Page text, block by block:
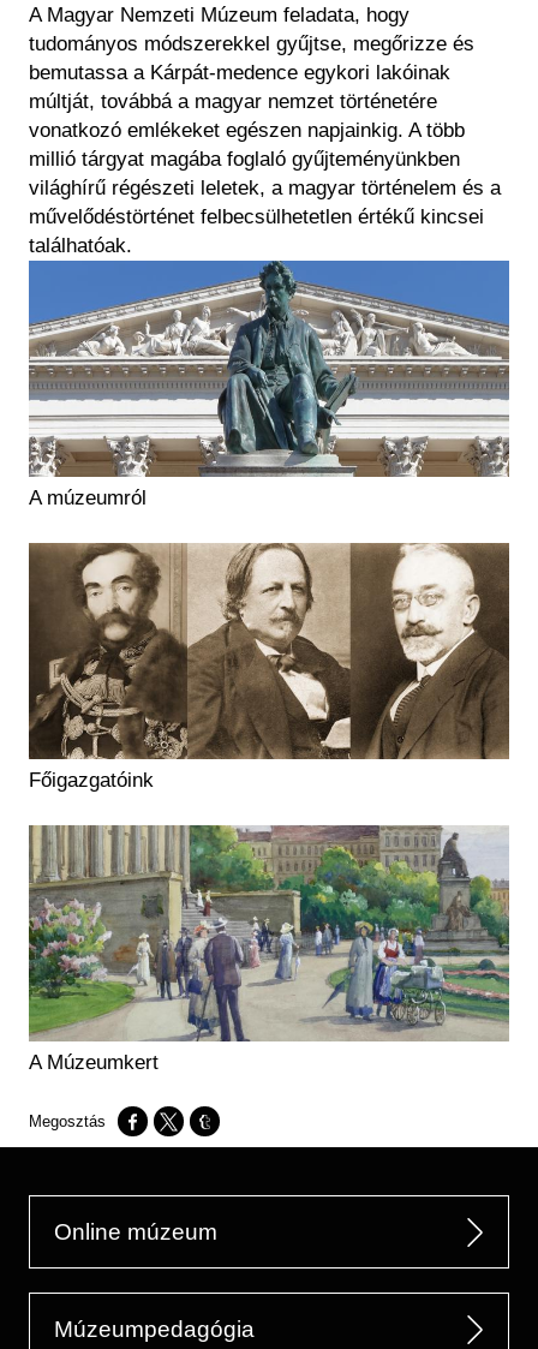
Régészet
Tagintézmények
Felnőttképzés
Közérdekű adatok
Képcsarnok
Történeti Fényképtár
Éremtár
Adattár
Központi Könyvtár
A Magyar Nemzeti Múzeum feladata, hogy
tudományos módszerekkel gyűjtse, megőrizze és
bemutassa a Kárpát-medence egykori lakóinak
múltját, továbbá a magyar nemzet történetére
vonatkozó emlékeket egészen napjainkig. A több
millió tárgyat magába foglaló gyűjteményünkben
világhírű régészeti leletek, a magyar történelem és a
művelődéstörténet felbecsülhetetlen értékű kincsei
találhatóak.
A múzeumról
Főigazgatóink
A Múzeumkert
Opens in a new window
Opens in a new window
Opens in a new window
Online múzeum
Múzeumpedagógia